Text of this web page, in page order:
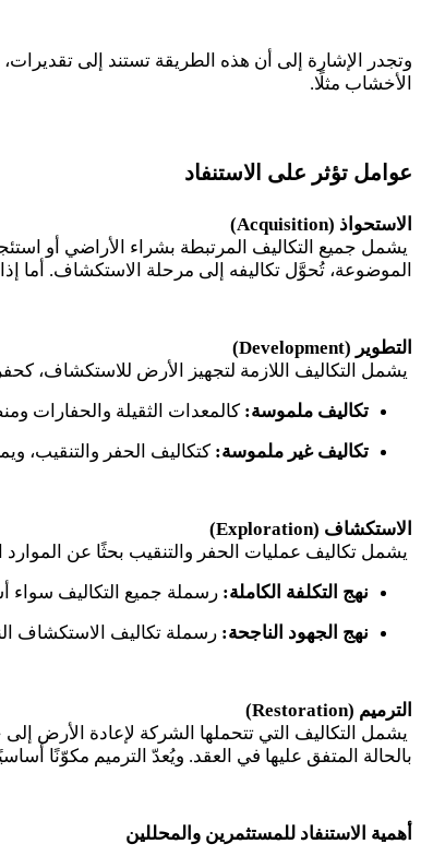
وتجدر الإشارة إلى أن هذه الطريقة تستند إلى
الأخشاب مثلًا.
عوامل تؤثر على الاستنفاد
الاستحواذ (Acquisition
)
يشمل جميع التكاليف المرتبطة بشراء الأراضي أو
الموضوعة، تُحوَّل تكاليفه إلى مرحلة الاستكشاف. أما
التطوير (Development
)
يشمل التكاليف اللازمة لتجهيز الأرض للاستكشاف،
تكاليف ملموسة: كالمعدات الثقيلة والحفارات
تكاليف غير ملموسة: كتكاليف الحفر والتنقيب،
الاستكشاف (Exploration
)
يشمل تكاليف عمليات الحفر والتنقيب بحثًا عن الموارد
نهج التكلفة الكاملة: رسملة جميع التكاليف سواء
نهج الجهود الناجحة: رسملة تكاليف الاستكشاف
الترميم (Restoration
)
يشمل التكاليف التي تتحملها الشركة لإعادة الأرض إلى
بالحالة المتفق عليها في العقد. ويُعدّ الترميم مكوّنًا
أهمية الاستنفاد للمستثمرين والمحللين